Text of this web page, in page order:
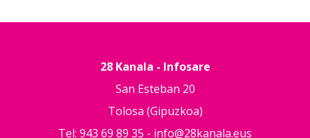
28 Kanala - Infosare
San Esteban 20
Tolosa (Gipuzkoa)
Tel: 943 69 89 35 - info@28kanala.eus